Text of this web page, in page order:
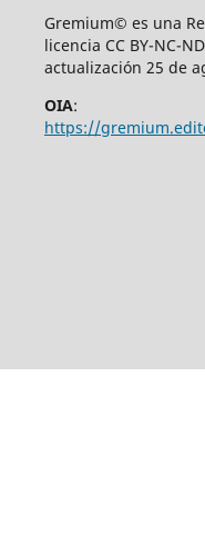
Gremium© es una
licencia CC BY-NC-
actualización 25 de
OIA:
https://